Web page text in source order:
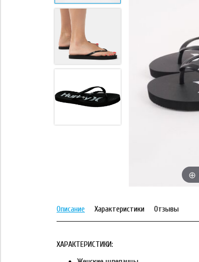
Описание Характеристики Отзывы
ХАРАКТЕРИСТИКИ: